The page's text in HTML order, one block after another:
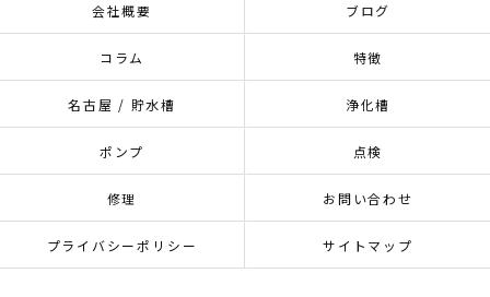
会社概要 ブログ
コラム 特徴
名古屋 / 貯水槽 浄化槽
ポンプ 点検
修理 お問い合わせ
プライバシーポリシー サイトマップ